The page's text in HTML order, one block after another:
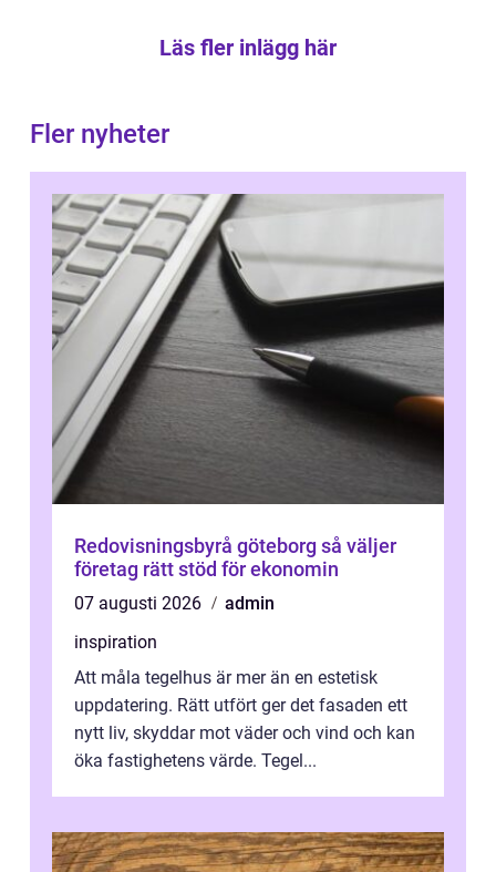
Läs fler inlägg här
Fler nyheter
Redovisningsbyrå göteborg så väljer
företag rätt stöd för ekonomin
07 augusti 2026
admin
inspiration
Att måla tegelhus är mer än en estetisk
uppdatering. Rätt utfört ger det fasaden ett
nytt liv, skyddar mot väder och vind och kan
öka fastighetens värde. Tegel...